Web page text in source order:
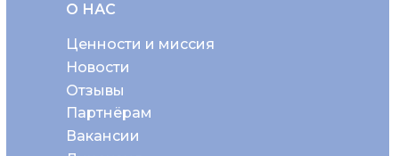
О НАС
Ценности и миссия
Новости
Отзывы
Партнёрам
Вакансии